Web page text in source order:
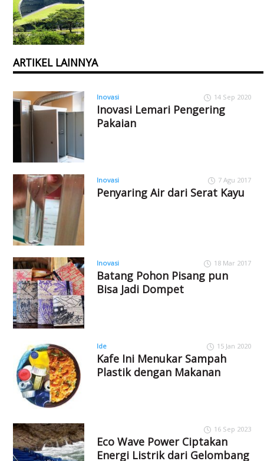
ARTIKEL LAINNYA
Inovasi 14 Sep 2020
Inovasi Lemari Pengering
Pakaian
Inovasi 7 Agu 2017
Penyaring Air dari Serat Kayu
Inovasi 18 Mar 2017
Batang Pohon Pisang pun
Bisa Jadi Dompet
Ide 15 Jan 2020
Kafe Ini Menukar Sampah
Plastik dengan Makanan
16 Sep 2023
Eco Wave Power Ciptakan
Energi Listrik dari Gelombang